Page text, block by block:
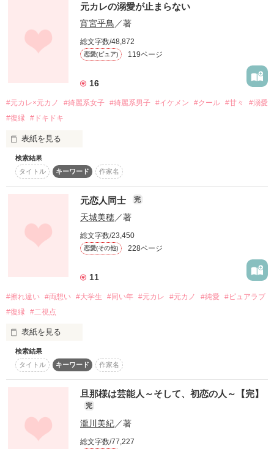
どうすんだよ、俺……。
××××××××××××××××××××
先生×生徒シリーズ
蒼太のセリフを子供っぽく
2016.03.28→Start
2016.06.06→End
(C)Ruka Haduki
作品を読む
half of pure heart,
half of love heart.
( secret of my sweet teacher )
open：'12/3/23
restart：'13/3/13
＼ どっちの先生がお好き？ ／
作品を読む
彼はすっかり変わってしまっていて、多分それはあたしのせ
変わってしまった元カレ
溝口明良(ﾐｿﾞｸﾞﾁｱｷﾗ)
秘密を抱える元カノ
「玲美、ずっと探してたんだよ〜」
「……明良？！」
「俺のこと覚えてたんだ…エライね。でも俺の前から突然いな
くなった事…許さないからね」
もう、玲美を離さない………たとえ、傷つけても…
明良と再会なんかしたくなかった……たとえ、傷つけたままで
も…
「バラされたくなかったら来てくれるよね？」
「はいっ！ぜひ来させていただきます！！」
柳本杏-ANN YANAGIMOTO-
日向ぼっこと昼寝が大好き
恥ずかしがりやでとっても無口
謎の歌姫として大ブレイク中
松浦海翔-KAITO MATSUURA-
好きな子の前では甘めな王子様
こんな王子様に振り回される毎日・・・
もう男の人なんて好きにならないって思ってたのに
なんであなたのことがこんなに気になるの？
元カレの溺愛が止まらない
宵宮乎鳥 ／著
総文字数/48,872
恋愛(ピュア) 119ページ
16
#元カレ×元カノ #綺麗系女子 #綺麗系男子 #イケメン #クール #甘々
#溺愛
#復縁
#ドキドキ
表紙を見る
※題名は変更予定です。
※修正もしていこうと思います。
✽ … … ──────────── … … ✽
一度手放してしまった初恋。
二度目の初恋と称して、
もう一度、
✽ … … ──────────── … … ✽
sᴛᴀʀᴛ  ⇢  𝟤𝟢𝟤𝟤 / 𝟢𝟪 / 𝟤𝟧
検索結果
タイトル
キーワード 作家名
元恋人同士 完
天城美穂／著
総文字数/23,450
恋愛(その他) 228ページ
11
#擦れ違い #両想い #大学生 #同い年 #元カレ #元カノ #純愛
#ピュアラブ
#復縁
#二視点
表紙を見る
元恋人同士だった二人が、
お互いに復縁願望を
持っているのに、
擦れ違ってばかりの物語です。
2009年6月24日、完結。
検索結果
タイトル
キーワード 作家名
旦那様は芸能人～そして、初恋の人～【完】
完
瀧川美紀／著
総文字数/77,227